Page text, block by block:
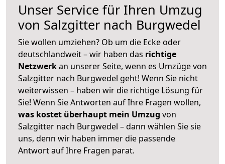
Unser Service für Ihren Umzug
von Salzgitter nach Burgwedel
Sie wollen umziehen? Ob um die Ecke oder
deutschlandweit – wir haben das richtige
Netzwerkan unserer Seite, wenn es Umzüge von
Salzgitter nach Burgwedel geht! Wenn Sie nicht
weiterwissen – haben wir die richtige Lösung für
Sie! Wenn Sie Antworten auf Ihre Fragen wollen,
was kostet überhaupt mein Umzug von
Salzgitter nach Burgwedel – dann wählen Sie sie
uns, denn wir haben immer die passende
Antwort auf Ihre Fragen parat.